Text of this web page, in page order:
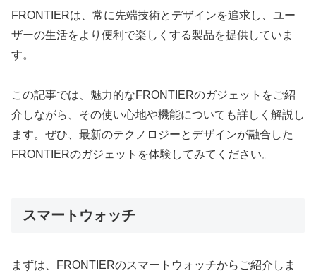
FRONTIERは、常に先端技術とデザインを追求し、ユー
ザーの生活をより便利で楽しくする製品を提供していま
す。
この記事では、魅力的なFRONTIERのガジェットをご紹
介しながら、その使い心地や機能についても詳しく解説し
ます。ぜひ、最新のテクノロジーとデザインが融合した
FRONTIERのガジェットを体験してみてください。
スマートウォッチ
まずは、FRONTIERのスマートウォッチからご紹介しま